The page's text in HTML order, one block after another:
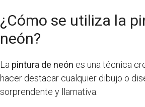
¿Cómo se utiliza la
neón?
La pintura de neón es una técnica
hacer destacar cualquier dibujo o
sorprendente y llamativa.